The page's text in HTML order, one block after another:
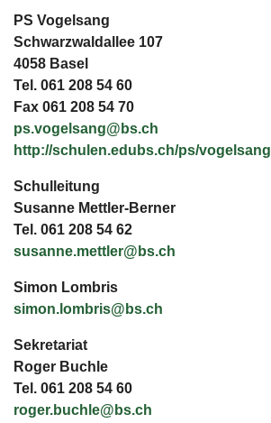
PS Vogelsang
Schwarzwaldallee 107
4058 Basel
Tel. 061 208 54 60
Fax 061 208 54 70
ps.vogelsang@bs.ch
http://schulen.edubs.ch/ps/vogelsang
Schulleitung
Susanne Mettler-Berner
Tel. 061 208 54 62
susanne.mettler@bs.ch
Simon Lombris
simon.lombris@bs.ch
Sekretariat
Roger Buchle
Tel. 061 208 54 60
roger.buchle@bs.ch